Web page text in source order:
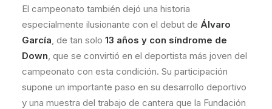
El campeonato también dejó una historia
especialmente ilusionante con el debut de Álvaro
García, de tan solo 13 años y con síndrome de
Down, que se convirtió en el deportista más joven del
campeonato con esta condición. Su participación
supone un importante paso en su desarrollo deportivo
y una muestra del trabajo de cantera que la Fundación